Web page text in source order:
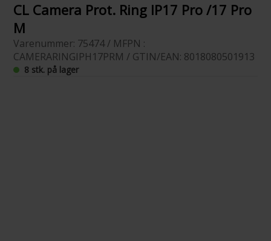
CL Camera Prot. Ring IP17 Pro /17 Pro
M
Varenummer: 75474 / MFPN :
CAMERARINGIPH17PRM / GTIN/EAN: 8018080501913
8 stk. på lager